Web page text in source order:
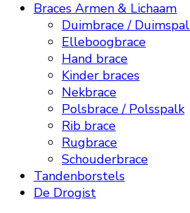
Braces Armen & Lichaam
Duimbrace /
Elleboogbrace
Hand brace
Kinder braces
Nekbrace
Polsbrace / Polsspalk
Rib brace
Rugbrace
Schouderbrace
Tandenborstels
De Drogist